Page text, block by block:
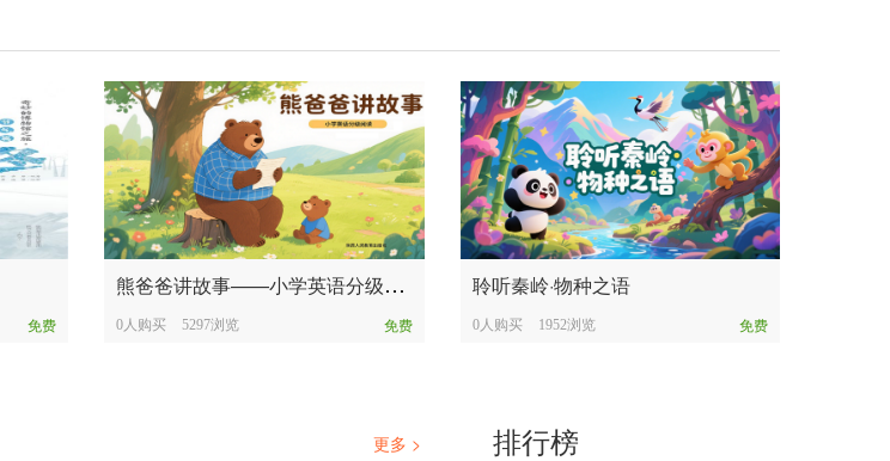
免费
熊
爸爸讲故事——小学英语分级阅读 提升篇
免费
0人购买 5297浏览
聆听秦岭·物种之语
免费
0人购买 1952浏览
排行榜
更多 >